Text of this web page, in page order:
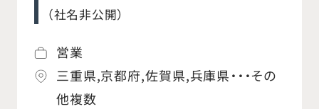
（社名非公開）
営業
三重県,京都府,佐賀県,兵庫県・・・その
他複数